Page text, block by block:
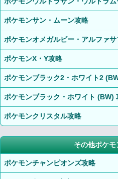
ポケモンサン・ムーン攻略
ポケモンオメガルビー・アルファ
ポケモンX・Y攻略
ポケモンブラック2・ホワイト2
ポケモンブラック・ホワイト (BW)
ポケモンクリスタル攻略
その他ポケモ
ポケモンチャンピオンズ攻略